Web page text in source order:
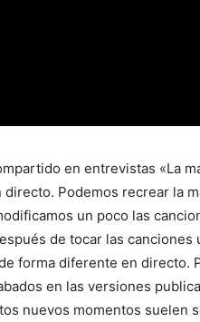
en entrevistas «La
Podemos recrear la
un poco las
de tocar las canciones
forma diferente en directo.
en las versiones
nuevos momentos suelen